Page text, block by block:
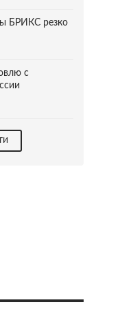
БРИКС резко
с